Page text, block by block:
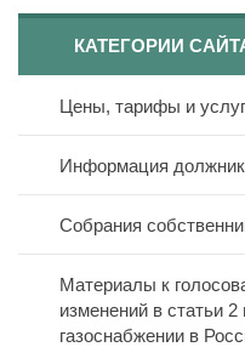
Режим работы
Схема проезда
Лицензия
Полезная
Договоры
Новости
Контакты
КАТЕГОРИИ
Цены, тарифы и
Информация
Собрания
Материалы к
изменений в статьи
газоснабжении в